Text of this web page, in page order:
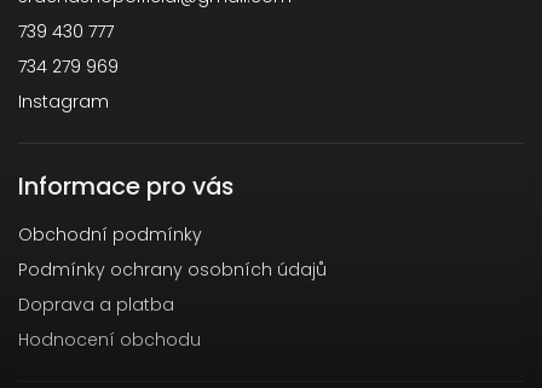
739 430 777
734 279 969
Instagram
Informace pro vás
Obchodní podmínky
Podmínky ochrany osobních údajů
Doprava a platba
Hodnocení obchodu